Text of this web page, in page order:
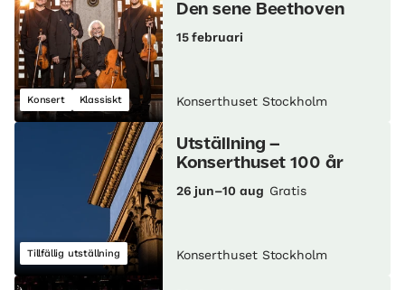
Konsert Klassiskt
Den sene Beethoven
15 februari
Konserthuset Stockholm
Tillfällig utställning
Utställning –
Konserthuset 100 år
26 jun–10 aug Gratis
Konserthuset Stockholm